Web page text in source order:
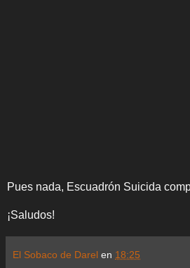
Pues nada, Escuadrón Suicida
¡Saludos!
El Sobaco de Darel en 18:25